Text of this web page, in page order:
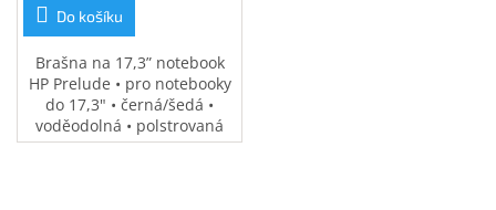
Do košíku
Brašna na 17,3” notebook
HP Prelude • pro notebooky
do 17,3" • černá/šedá •
voděodolná • polstrovaná
přihrádka na notebook •